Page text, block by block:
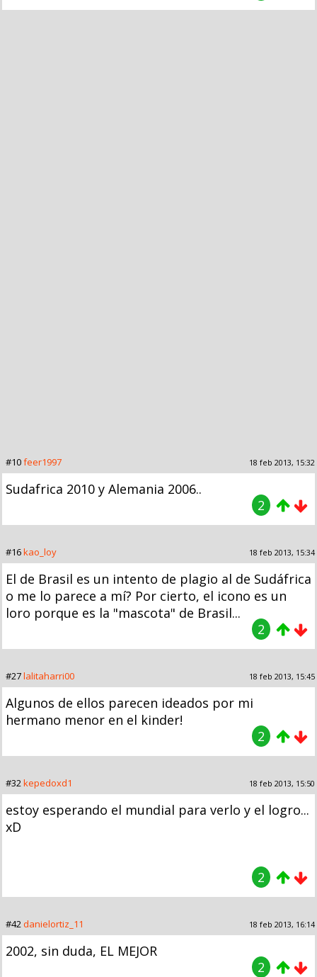
#10feer1997 18 feb 2013, 15:32
Sudafrica 2010 y Alemania 2006..
2
#16kao_loy 18 feb 2013, 15:34
El de Brasil es un intento de plagio al de Sudáfrica
o me lo parece a mí? Por cierto, el icono es un
loro porque es la "mascota" de Brasil...
2
#27lalitaharri00 18 feb 2013, 15:45
Algunos de ellos parecen ideados por mi
hermano menor en el kinder!
2
#32kepedoxd1 18 feb 2013, 15:50
estoy esperando el mundial para verlo y el logro...
xD
2
#42danielortiz_11 18 feb 2013, 16:14
2002, sin duda, EL MEJOR
2